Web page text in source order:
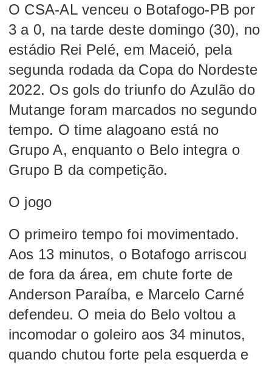
O CSA-ALvenceu o Botafogo-PB por
3 a 0, na tarde deste domingo (30), no
estádio Rei Pelé, em Maceió, pela
segunda rodada da Copa do Nordeste
2022. Os gols do triunfo do Azulão do
Mutange foram marcados no segundo
tempo. O time alagoano está no
Grupo A, enquanto o Belo integra o
Grupo B da competição.
O jogo
O primeiro tempo foi movimentado.
Aos 13 minutos, o Botafogo arriscou
de fora da área, em chute forte de
Anderson Paraíba, e Marcelo Carné
defendeu. O meia do Belo voltou a
incomodar o goleiro aos 34 minutos,
quando chutou forte pela esquerda e